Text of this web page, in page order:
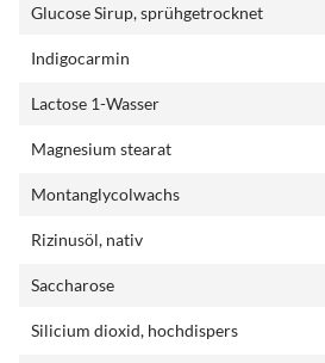
Glucose Sirup, sprühgetrocknet
Indigocarmin
Lactose 1-Wasser
Magnesium stearat
Montanglycolwachs
Rizinusöl, nativ
Saccharose
Silicium dioxid, hochdispers